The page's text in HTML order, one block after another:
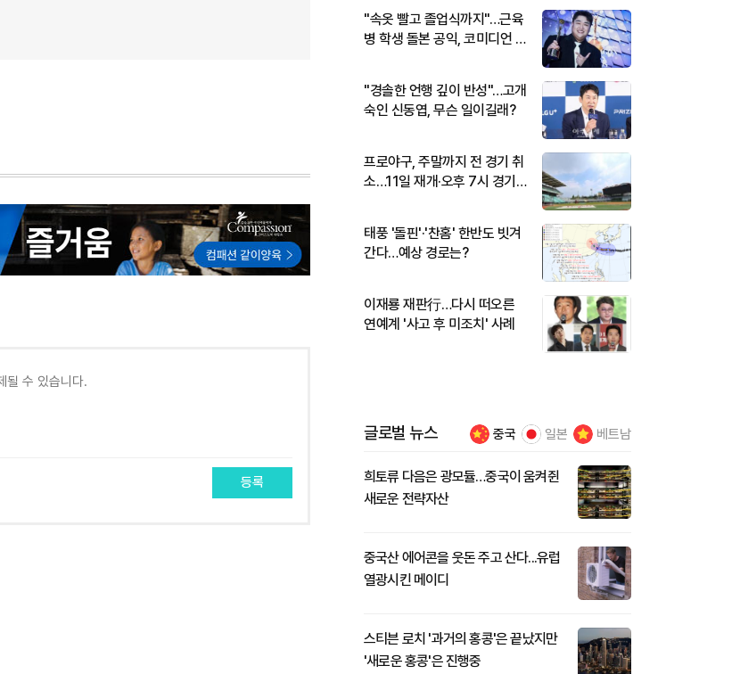
등록
"속옷 빨고 졸업식까지"…근육
병 학생 돌본 공익, 코미디언 김
"경솔한 언행 깊이 반성"…고개
숙인 신동엽, 무슨 일이길래?
프로야구, 주말까지 전 경기 취
소…11일 재개·오후 7시 경기
태풍 '돌핀'·'찬홈' 한반도 빗겨
간다…예상 경로는?
이재룡 재판行…다시 떠오른
연예계 '사고 후 미조치' 사례
글로벌 뉴스 중국 일본 베트남
희토류 다음은 광모듈…중국이 움켜쥔
새로운 전략자산
중국산 에어콘을 웃돈 주고 산다...유럽
열광시킨 메이디
스티븐 로치 '과거의 홍콩'은 끝났지만
'새로운 홍콩'은 진행중